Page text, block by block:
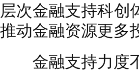
层次金融支持科创
推动金融资源更多
金融支持力度